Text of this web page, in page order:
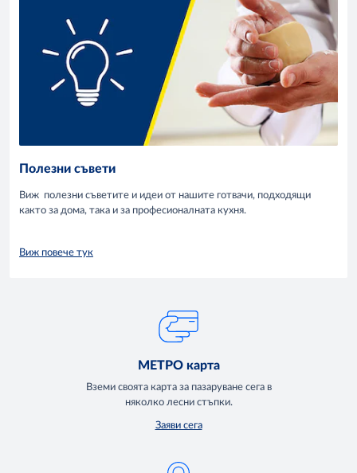
Полезни съвети
Виж полезни съветите и идеи от нашите готвачи, подходящи
както за дома, така и за професионалната кухня.
Виж повече тук
МЕТРО карта
Вземи своята карта за пазаруване сега в
няколко лесни стъпки.
Заяви сега